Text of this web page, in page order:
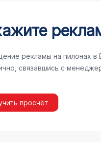
рекламы на пилонах
связавшись с
просчёт